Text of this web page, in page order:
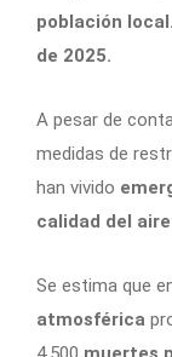
población
de 2025.
A pesar de
medidas de
han vivido
calidad del
Se estima que
atmosférica